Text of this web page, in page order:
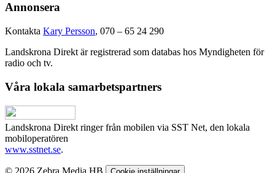
Annonsera
Kontakta Kary Persson, 070 – 65 24 290
Landskrona Direkt är registrerad som databas hos Myndigheten för
radio och tv.
Våra lokala samarbetspartners
Landskrona Direkt ringer från mobilen via SST Net, den lokala
mobiloperatören
www.sstnet.se.
© 2026 Zebra Media HB